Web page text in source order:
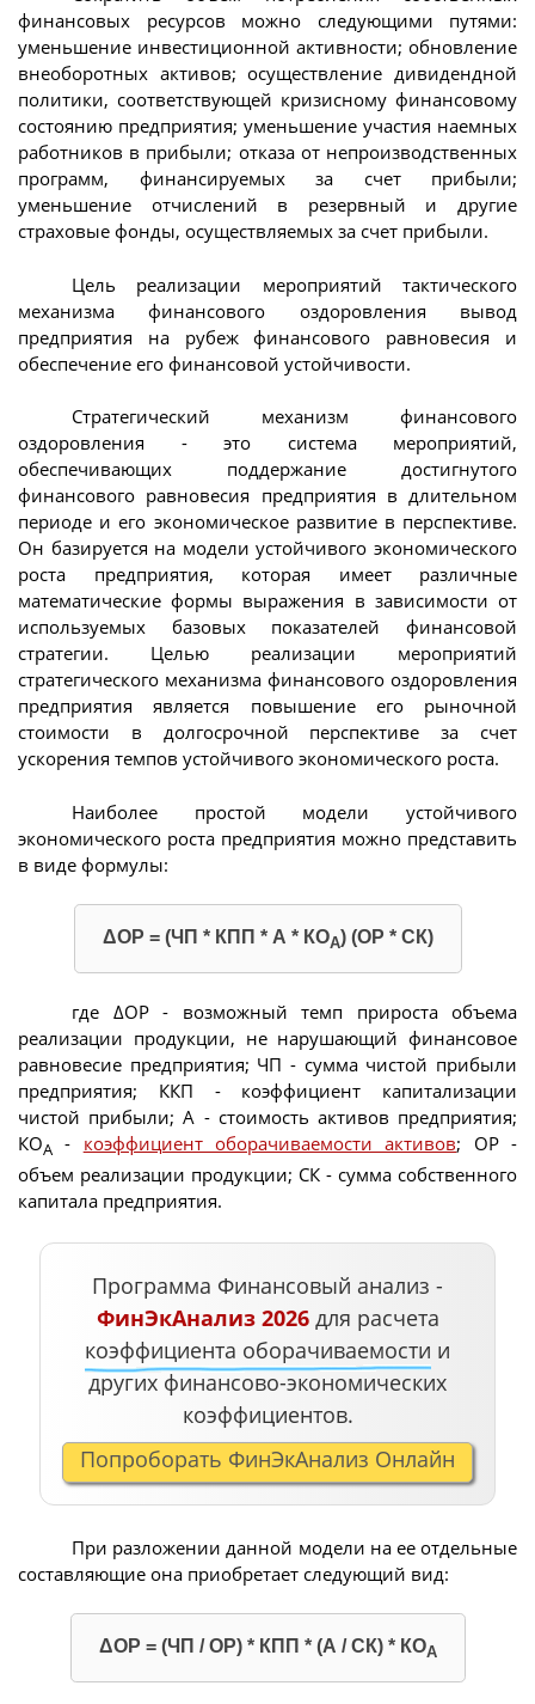
финансовых ресурсов можно следующими путями:
уменьшение инвестиционной активности; обновление
внеоборотных активов; осуществление дивидендной
политики, соответствующей кризисному финансовому
состоянию предприятия; уменьшение участия наемных
работников в прибыли; отказа от непроизводственных
программ, финансируемых за счет прибыли;
уменьшение отчислений в резервный и другие
страховые фонды, осуществляемых за счет прибыли.
Цель реализации мероприятий тактического
механизма финансового оздоровления вывод
предприятия на рубеж финансового равновесия и
обеспечение его финансовой устойчивости.
Стратегический механизм финансового
оздоровления - это система мероприятий,
обеспечивающих поддержание достигнутого
финансового равновесия предприятия в длительном
периоде и его экономическое развитие в перспективе.
Он базируется на модели устойчивого экономического
роста предприятия, которая имеет различные
математические формы выражения в зависимости от
используемых базовых показателей финансовой
стратегии. Целью реализации мероприятий
стратегического механизма финансового оздоровления
предприятия является повышение его рыночной
стоимости в долгосрочной перспективе за счет
ускорения темпов устойчивого экономического роста.
Наиболее простой модели устойчивого
экономического роста предприятия можно представить
в виде формулы:
ΔОР = (ЧП * КПП * А * КОА) (ОР * СК)
где ΔОР - возможный темп прироста объема
реализации продукции, не нарушающий финансовое
равновесие предприятия; ЧП - сумма чистой прибыли
предприятия; ККП - коэффициент капитализации
чистой прибыли; А - стоимость активов предприятия;
КОА - коэффициент оборачиваемости активов; ОР -
объем реализации продукции; СК - сумма собственного
капитала предприятия.
Программа Финансовый анализ -
ФинЭкАнализ 2026для расчета
коэффициента оборачиваемости и
других финансово-экономических
коэффициентов.
Попроборать ФинЭкАнализ Онлайн
При разложении данной модели на ее отдельные
составляющие она приобретает следующий вид:
ΔОР = (ЧП / ОР) * КПП * (А / СК) * КОА